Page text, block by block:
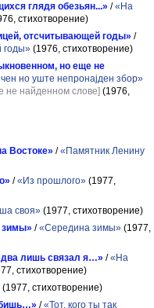
глядя обезьян...» /«На
стихотворение)
отсчитывающей годы» /
годы» (1976, стихотворение)
но еще не
но уште непронаjден збор»
не найденном слове] (1976,
Востоке» /«Памятник Ленину
/«Из прошлого» (1977,
своя» (1977, стихотворение)
зимы» /«Середина зимы» (1977,
лишь связал я…» /«На
стихотворение)
(1977, стихотворение)
/«Тот, кого ты так